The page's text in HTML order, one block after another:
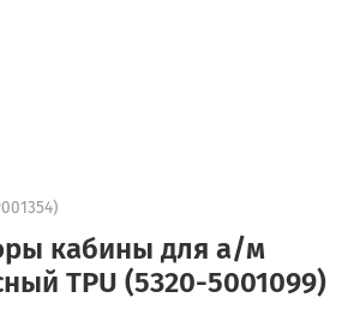
кабины для а/м
TPU (5320-5001099)